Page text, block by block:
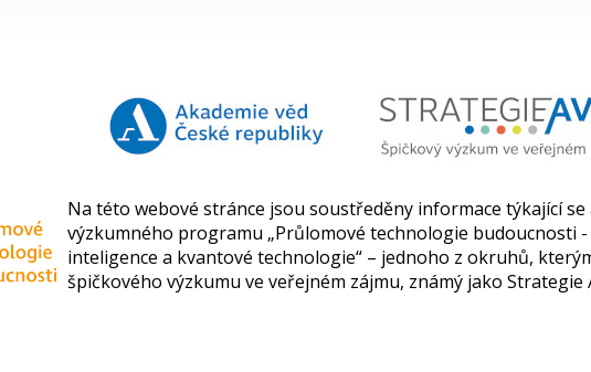
Na této webové stránce jsou soustředěny informace týkající se
výzkumného programu „Průlomové technologie budoucnosti
inteligence a kvantové technologie“ – jednoho z okruhů,
špičkového výzkumu ve veřejném zájmu, známý jako Strategie